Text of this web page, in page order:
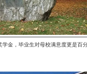
金，毕业生对母校满意度更是百